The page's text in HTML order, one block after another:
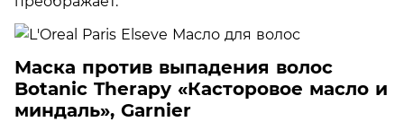
Маска против выпадения волос
Botanic Therapy «Касторовое масло и
миндаль», Garnier